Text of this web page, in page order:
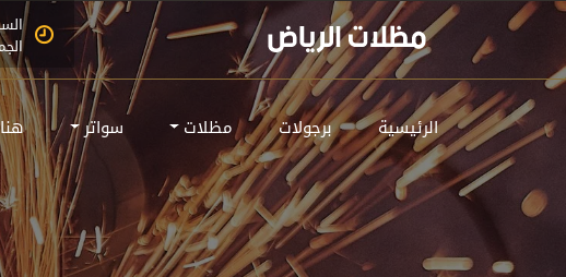
الجمعة:
الرئيسية برجولات مظلات سواتر